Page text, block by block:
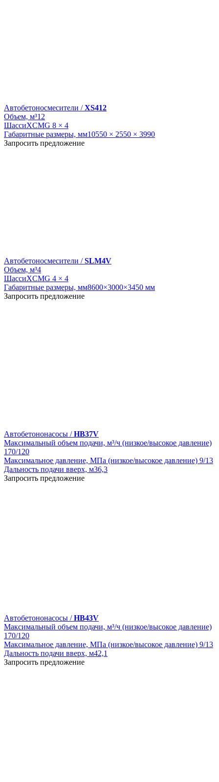
Автобетоносмесители /XS412
Объем, м³12
ШассиXCMG 8 × 4
Габаритные размеры, мм10550 × 2550 × 3990
Запросить предложение
Автобетоносмесители /SLM4V
Объем, м³4
ШассиXCMG 4 × 4
Габаритные размеры, мм8600×3000×3450 мм
Запросить предложение
Автобетононасосы /HB37V
Максимальный объем подачи, м³/ч (низкое/высокое давление)
170/120
Максимальное давление, МПа (низкое/высокое давление) 9/13
Дальность подачи вверх, м36,3
Запросить предложение
Автобетононасосы /HB43V
Максимальный объем подачи, м³/ч (низкое/высокое давление)
170/120
Максимальное давление, МПа (низкое/высокое давление) 9/13
Дальность подачи вверх, м42,1
Запросить предложение